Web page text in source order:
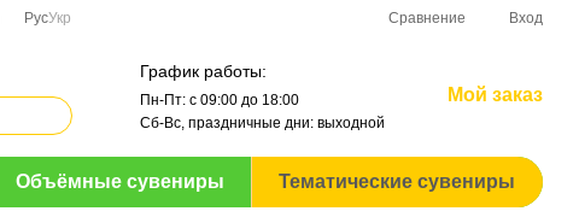
РусУкр Сравнение Вход
График работы:
Пн-Пт: с 09:00 до 18:00
Сб-Вс, праздничные дни: выходной
Мой заказ
Объёмные сувениры Тематические сувениры